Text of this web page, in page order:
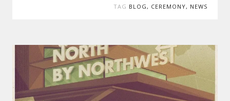
TAG BLOG, CEREMONY, NEWS